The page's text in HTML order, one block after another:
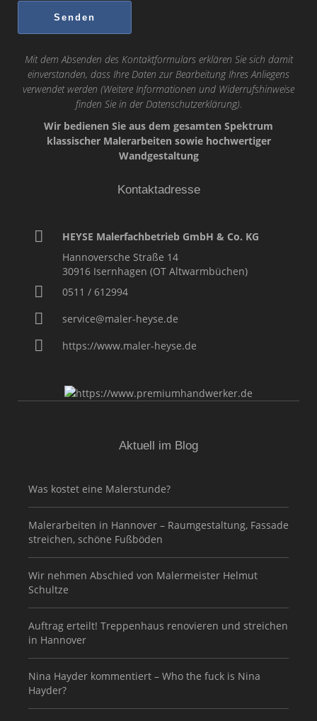
Mit dem Absenden des Kontaktformulars erklären Sie sich damit
einverstanden, dass Ihre Daten zur Bearbeitung Ihres Anliegens
verwendet werden (Weitere Informationen und Widerrufshinweise
finden Sie in der Datenschutzerklärung).
Wir bedienen Sie aus dem gesamten Spektrum
klassischer Malerarbeiten sowie hochwertiger
Wandgestaltung
Kontaktadresse
HEYSE Malerfachbetrieb GmbH & Co. KG
Hannoversche Straße 14
30916 Isernhagen (OT Altwarmbüchen)
0511 / 612994
service@maler-heyse.de
https://www.maler-heyse.de
Aktuell im Blog
Was kostet eine Malerstunde?
Malerarbeiten in Hannover – Raumgestaltung, Fassade
streichen, schöne Fußböden
Wir nehmen Abschied von Malermeister Helmut
Schultze
Auftrag erteilt! Treppenhaus renovieren und streichen
in Hannover
Nina Hayder kommentiert – Who the fuck is Nina
Hayder?